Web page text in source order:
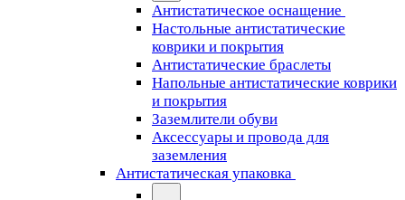
Антистатическое оснащение
Настольные антистатические
коврики и покрытия
Антистатические браслеты
Напольные антистатические коврики
и покрытия
Заземлители обуви
Аксессуары и провода для
заземления
Антистатическая упаковка